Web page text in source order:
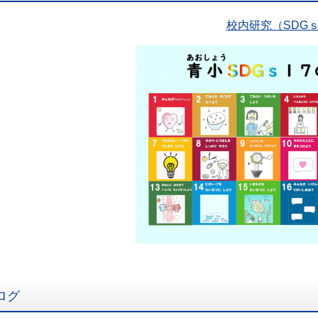
校内研究（SDG
グ